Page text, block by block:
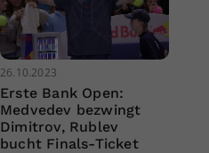
26.10.2023
Erste Bank Open:
Medvedev bezwingt
Dimitrov, Rublev
bucht Finals-Ticket